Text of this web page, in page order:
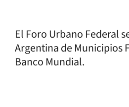
El Foro Urbano Federal
Argentina de Municipios
Banco Mundial.